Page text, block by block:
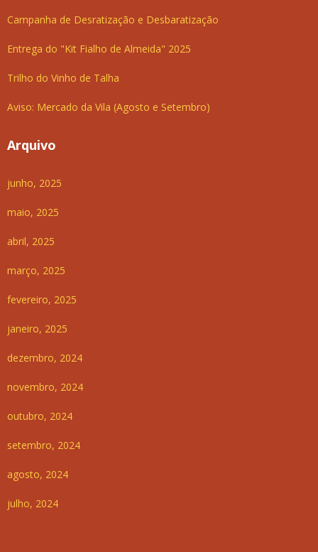
Campanha de Desratização e Desbaratização
Entrega do "Kit Fialho de Almeida" 2025
Trilho do Vinho de Talha
Aviso: Mercado da Vila (Agosto e Setembro)
Arquivo
junho, 2025
maio, 2025
abril, 2025
março, 2025
fevereiro, 2025
janeiro, 2025
dezembro, 2024
novembro, 2024
outubro, 2024
setembro, 2024
agosto, 2024
julho, 2024